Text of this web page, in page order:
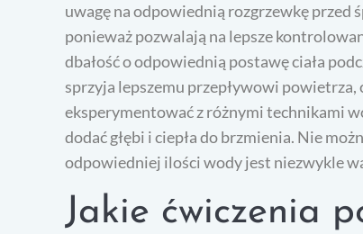
uwagę na odpowiednią rozgrzewkę przed
ponieważ pozwalają na lepsze
dbałość o odpowiednią postawę ciała
sprzyja lepszemu przepływowi
eksperymentować z różnymi technikami
dodać głębi i ciepła do brzmienia. Nie
odpowiedniej ilości wody jest niezwykle
Jakie ćwiczenia